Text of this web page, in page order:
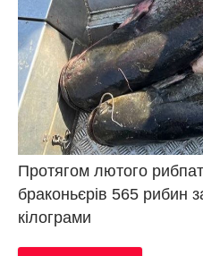
Протягом лютого
браконьєрів 565 рибин
кілограми